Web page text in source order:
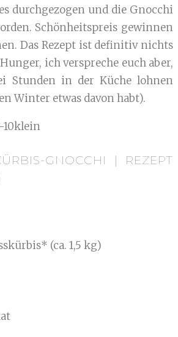
durchgezogen und die Gnocchi
Schönheitspreis gewinnen
Das Rezept ist definitiv nichts
ich verspreche euch aber,
Stunden in der Küche lohnen
Winter etwas davon habt).
GNOCCHI | REZEPT
(ca. 1,5 kg)